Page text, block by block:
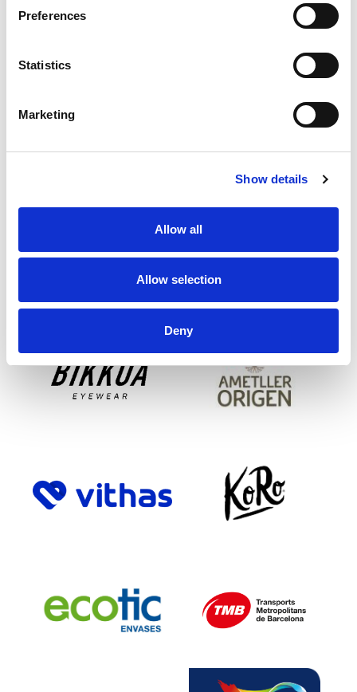
Preferences
Statistics
Marketing
Show details
Allow all
Allow selection
Deny